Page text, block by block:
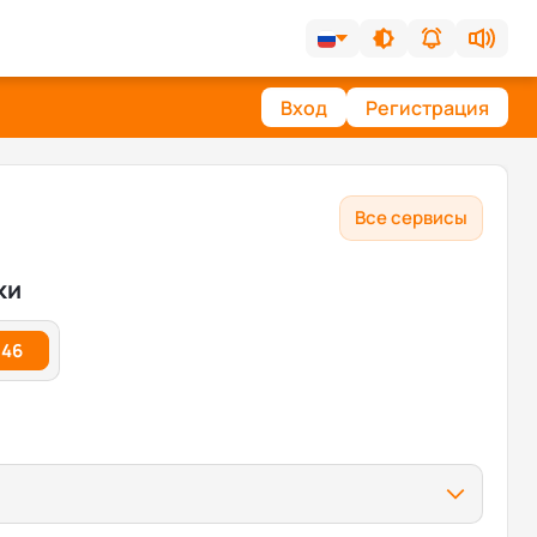
Вход Регистрация
Все сервисы